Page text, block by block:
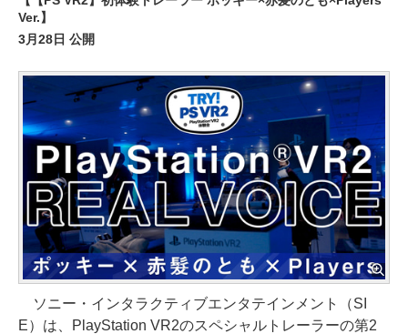
Ver.】
3月28日 公開
ソニー・インタラクティブエンタテインメント（SI
E）は、PlayStation VR2のスペシャルトレーラーの第2